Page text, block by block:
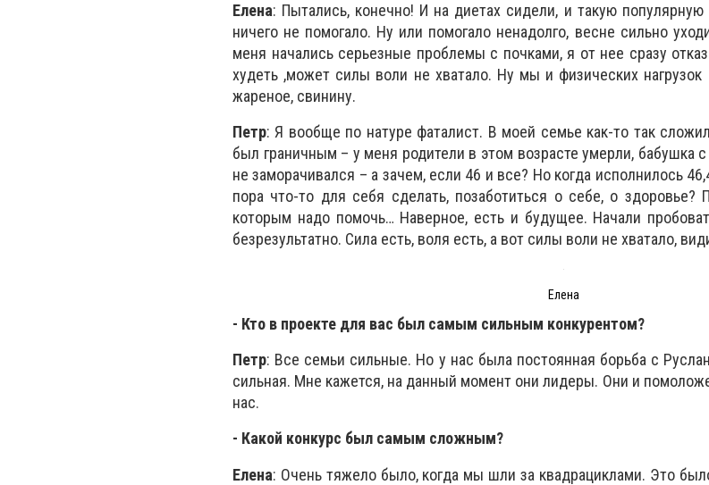
Елена: Пытались, конечно! И на диетах сидели, и такую
ничего не помогало. Ну или помогало ненадолго, весне сильно
меня начались серьезные проблемы с почками, я от нее сразу
худеть ,может силы воли не хватало. Ну мы и физических
жареное, свинину.
Петр: Я вообще по натуре фаталист. В моей семье как-то так
был граничным – у меня родители в этом возрасте умерли, бабушка
не заморачивался – а зачем, если 46 и все? Но когда исполнилось
пора что-то для себя сделать, позаботиться о себе, о
которым надо помочь… Наверное, есть и будущее. Начали
безрезультатно. Сила есть, воля есть, а вот силы воли не хватало,
Елена
- Кто в проекте для вас был самым сильным конкурентом?
Петр: Все семьи сильные. Но у нас была постоянная борьба с
сильная. Мне кажется, на данный момент они лидеры. Они и
нас.
- Какой конкурс был самым сложным?
Елена: Очень тяжело было, когда мы шли за квадрациклами. Это